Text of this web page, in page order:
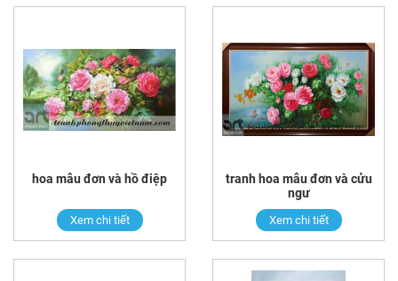
hoa mẫu đơn và hồ điệp
Xem chi tiết
tranh hoa mẫu đơn và cửu
ngư
Xem chi tiết